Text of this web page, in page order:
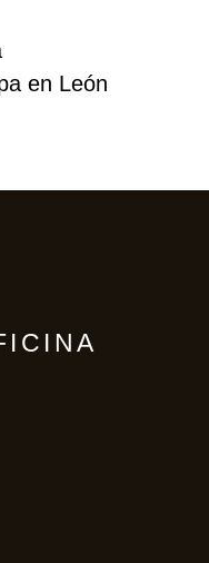
en León